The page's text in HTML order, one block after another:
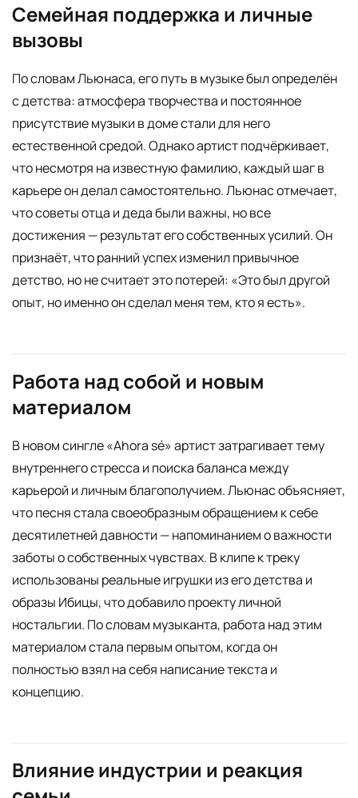
Семейная поддержка и личные
вызовы
По словам Льюнаса, его путь в музыке был определён
с детства: атмосфера творчества и постоянное
присутствие музыки в доме стали для него
естественной средой. Однако артист подчёркивает,
что несмотря на известную фамилию, каждый шаг в
карьере он делал самостоятельно. Льюнас отмечает,
что советы отца и деда были важны, но все
достижения — результат его собственных усилий. Он
признаёт, что ранний успех изменил привычное
детство, но не считает это потерей: «Это был другой
опыт, но именно он сделал меня тем, кто я есть».
Работа над собой и новым
материалом
В новом сингле «Ahora sé» артист затрагивает тему
внутреннего стресса и поиска баланса между
карьерой и личным благополучием. Льюнас объясняет,
что песня стала своеобразным обращением к себе
десятилетней давности — напоминанием о важности
заботы о собственных чувствах. В клипе к треку
использованы реальные игрушки из его детства и
образы Ибицы, что добавило проекту личной
ностальгии. По словам музыканта, работа над этим
материалом стала первым опытом, когда он
полностью взял на себя написание текста и
концепцию.
Влияние индустрии и реакция